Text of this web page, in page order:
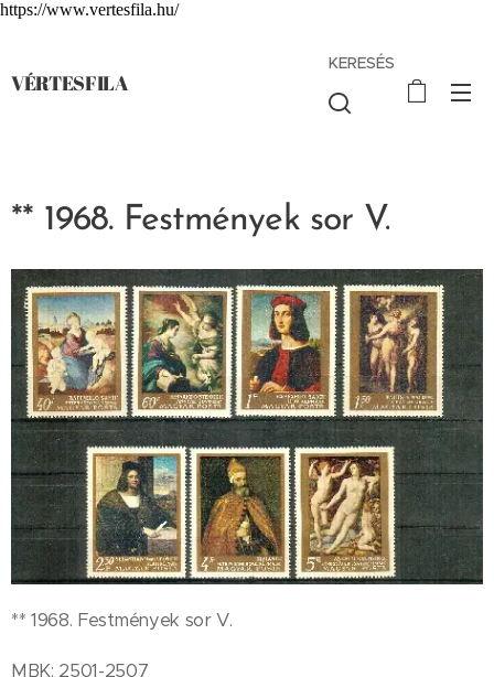
https://www.vertesfila.hu/
VÉRTESFILA
KERESÉS
** 1968. Festmények sor V.
** 1968. Festmények sor V.
MBK: 2501-2507